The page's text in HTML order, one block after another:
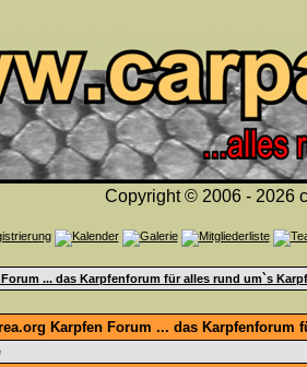
Copyright © 2006 - 2026
... das Karpfenforum für alles rund um`s
Karpfen Forum ... das